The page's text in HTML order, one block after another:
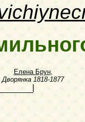
Елена Брун,
Дворянка 1818-1877